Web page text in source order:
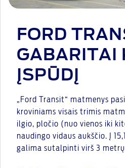
FORD
GABARITAI
ĮSPŪDĮ
„Ford Transit“ matmenys
kroviniams visais trimis
ilgio, pločio (nuo vienos iki
naudingo vidaus aukščio. Į
galima sutalpinti virš 3